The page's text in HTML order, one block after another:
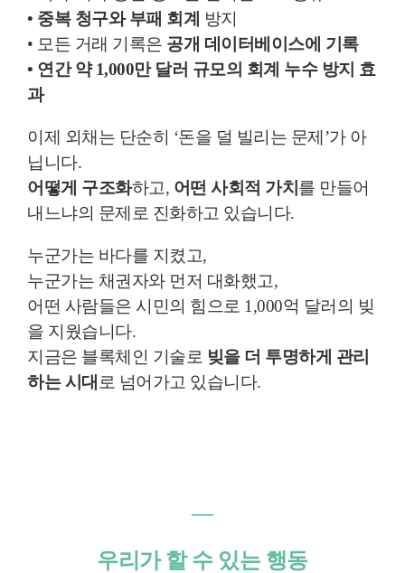
• 중복 청구와 부패 회계
방지
• 모든 거래 기록은 공개 데이터베이스에 기록
• 연간 약 1,000만 달러 규모의 회계 누수 방지 효
과
이제 외채는 단순히 ‘돈을 덜 빌리는 문제’가 아
닙니다.
어떻게 구조화하고, 어떤 사회적 가치 를 만들어
내느냐의 문제로 진화하고 있습니다.
누군가는 바다를 지켰고,
누군가는 채권자와 먼저 대화했고,
어떤 사람들은 시민의 힘으로 1,000억 달러의 빚
을 지웠습니다.
지금은 블록체인 기술로 빚을 더 투명하게 관리
하는 시대 로 넘어가고 있습니다.
―
우리가 할 수 있는 행동